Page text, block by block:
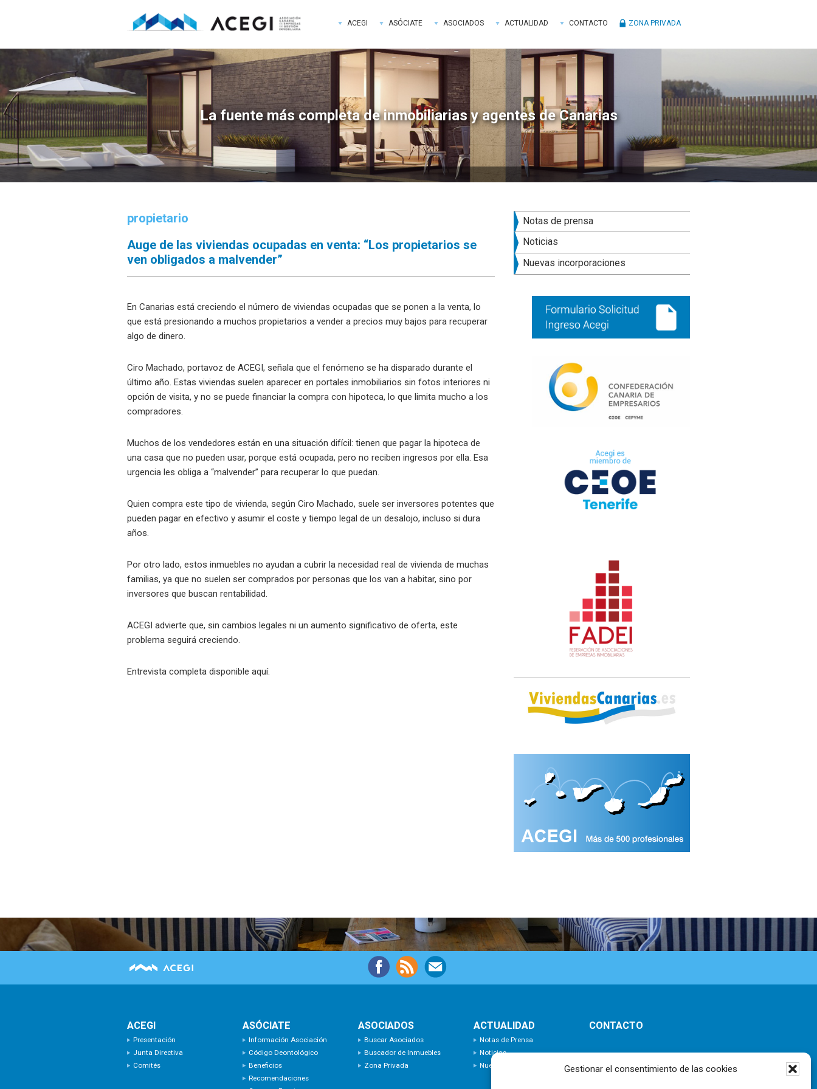
Gestionar el consentimiento de las cookies
navegación
principal
barra
principal
ACEGI ASÓCIATE ASOCIADOS ACTUALIDAD CONTACTO ZONA PRIVADA
La fuente más completa de inmobiliarias y agentes de Canarias
propietario
Auge de las viviendas ocupadas en venta: “Los propietarios se
ven obligados a malvender”
En Canarias está creciendo el número de viviendas ocupadas que se ponen a la venta, lo
que está presionando a muchos propietarios a vender a precios muy bajos para recuperar
algo de dinero.
Ciro Machado, portavoz de ACEGI, señala que el fenómeno se ha disparado durante el
último año. Estas viviendas suelen aparecer en portales inmobiliarios sin fotos interiores ni
opción de visita, y no se puede financiar la compra con hipoteca, lo que limita mucho a los
compradores.
Muchos de los vendedores están en una situación difícil: tienen que pagar la hipoteca de
una casa que no pueden usar, porque está ocupada, pero no reciben ingresos por ella. Esa
urgencia les obliga a “malvender” para recuperar lo que puedan.
Quien compra este tipo de vivienda, según Ciro Machado, suele ser inversores potentes que
pueden pagar en efectivo y asumir el coste y tiempo legal de un desalojo, incluso si dura
años.
Por otro lado, estos inmuebles no ayudan a cubrir la necesidad real de vivienda de muchas
familias, ya que no suelen ser comprados por personas que los van a habitar, sino por
inversores que buscan rentabilidad.
ACEGI advierte que, sin cambios legales ni un aumento significativo de oferta, este
problema seguirá creciendo.
Entrevista completa disponible aquí.
Barra
lateral
principal
Notas de prensa
Noticias
Nuevas incorporaciones
ACEGI
Presentación
Junta Directiva
Comités
ASÓCIATE
Información Asociación
Código Deontológico
Beneficios
Recomendaciones
ASOCIADOS
Buscar Asociados
Buscador de Inmuebles
Zona Privada
ACTUALIDAD
Notas de Prensa
Noticias
Nuevas Incorporaciones
CONTACTO